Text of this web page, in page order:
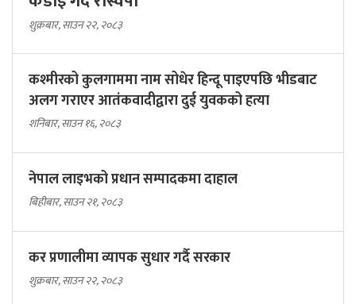
शुक्रबार, साउन २२, २०८३
कश्मीरको कुलगाममा नाम सोधेर हिन्दू पाइएपछि भीडबाट
अलग गराएर आतंकवादीद्वारा दुई युवकको हत्या
शनिबार, साउन १६, २०८३
नेपाल लाइभको प्रधान सम्पादकमा दाहाल
बिहीबार, साउन २१, २०८३
कर प्रणालीमा व्यापक सुधार गर्दै सरकार
शुक्रबार, साउन २२, २०८३